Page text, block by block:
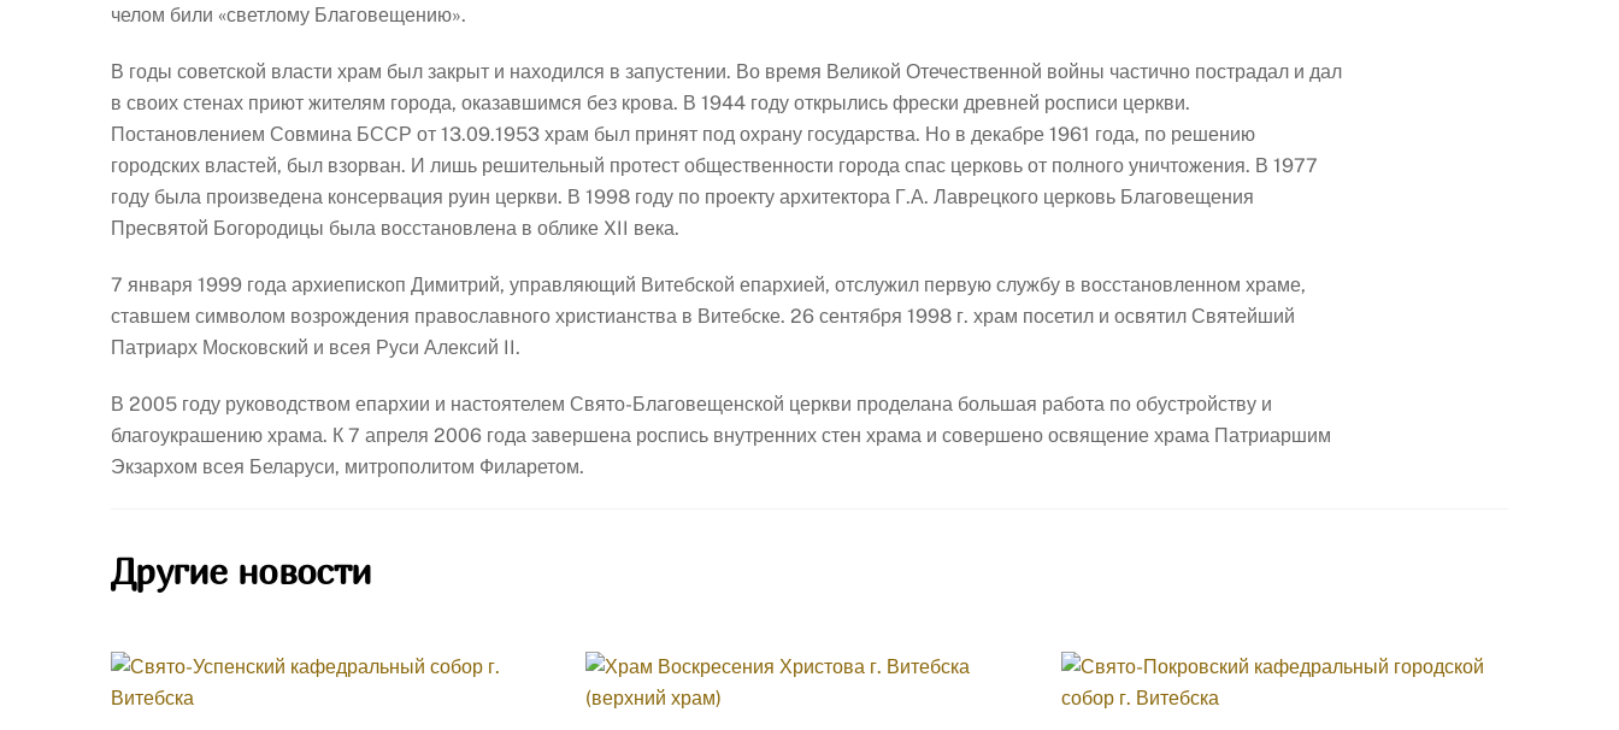
челом били «светлому Благовещению».
В годы советской власти храм был закрыт и находился в запустении. Во время Великой Отечественной войны частично пострадал и дал
в своих стенах приют жителям города, оказавшимся без крова. В 1944 году открылись фрески древней росписи церкви.
Постановлением Совмина БССР от 13.09.1953 храм был принят под охрану государства. Но в декабре 1961 года, по решению
городских властей, был взорван. И лишь решительный протест общественности города спас церковь от полного уничтожения. В 1977
году была произведена консервация руин церкви. В 1998 году по проекту архитектора Г.А. Лаврецкого церковь Благовещения
Пресвятой Богородицы была восстановлена в облике XII века.
7 января 1999 года архиепископ Димитрий, управляющий Витебской епархией, отслужил первую службу в восстановленном храме,
ставшем символом возрождения православного христианства в Витебске. 26 сентября 1998 г. храм посетил и освятил Святейший
Патриарх Московский и всея Руси Алексий II.
В 2005 году руководством епархии и настоятелем Свято-Благовещенской церкви проделана большая работа по обустройству и
благоукрашению храма. К 7 апреля 2006 года завершена роспись внутренних стен храма и совершено освящение храма Патриаршим
Экзархом всея Беларуси, митрополитом Филаретом.
Другие новости